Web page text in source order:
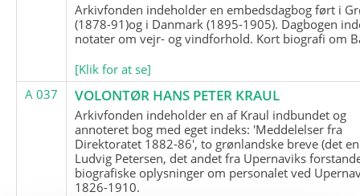
Arkivfonden indeholder en embedsdagbog ført i
(1878-91)og i Danmark (1895-1905). Dagbogen
notater om vejr- og vindforhold. Kort biografi om
[Klik for at se]
A 037
VOLONTØR HANS PETER KRAUL
Arkivfonden indeholder en af Kraul indbundet og
annoteret bog med eget indeks: 'Meddelelser fra
Direktoratet 1882-86', to grønlandske breve (det
Ludvig Petersen, det andet fra Upernaviks
biografiske oplysninger om personalet ved
1826-1910.